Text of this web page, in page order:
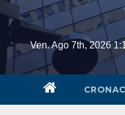
Skip
contentVen. Ago 7th, 2026